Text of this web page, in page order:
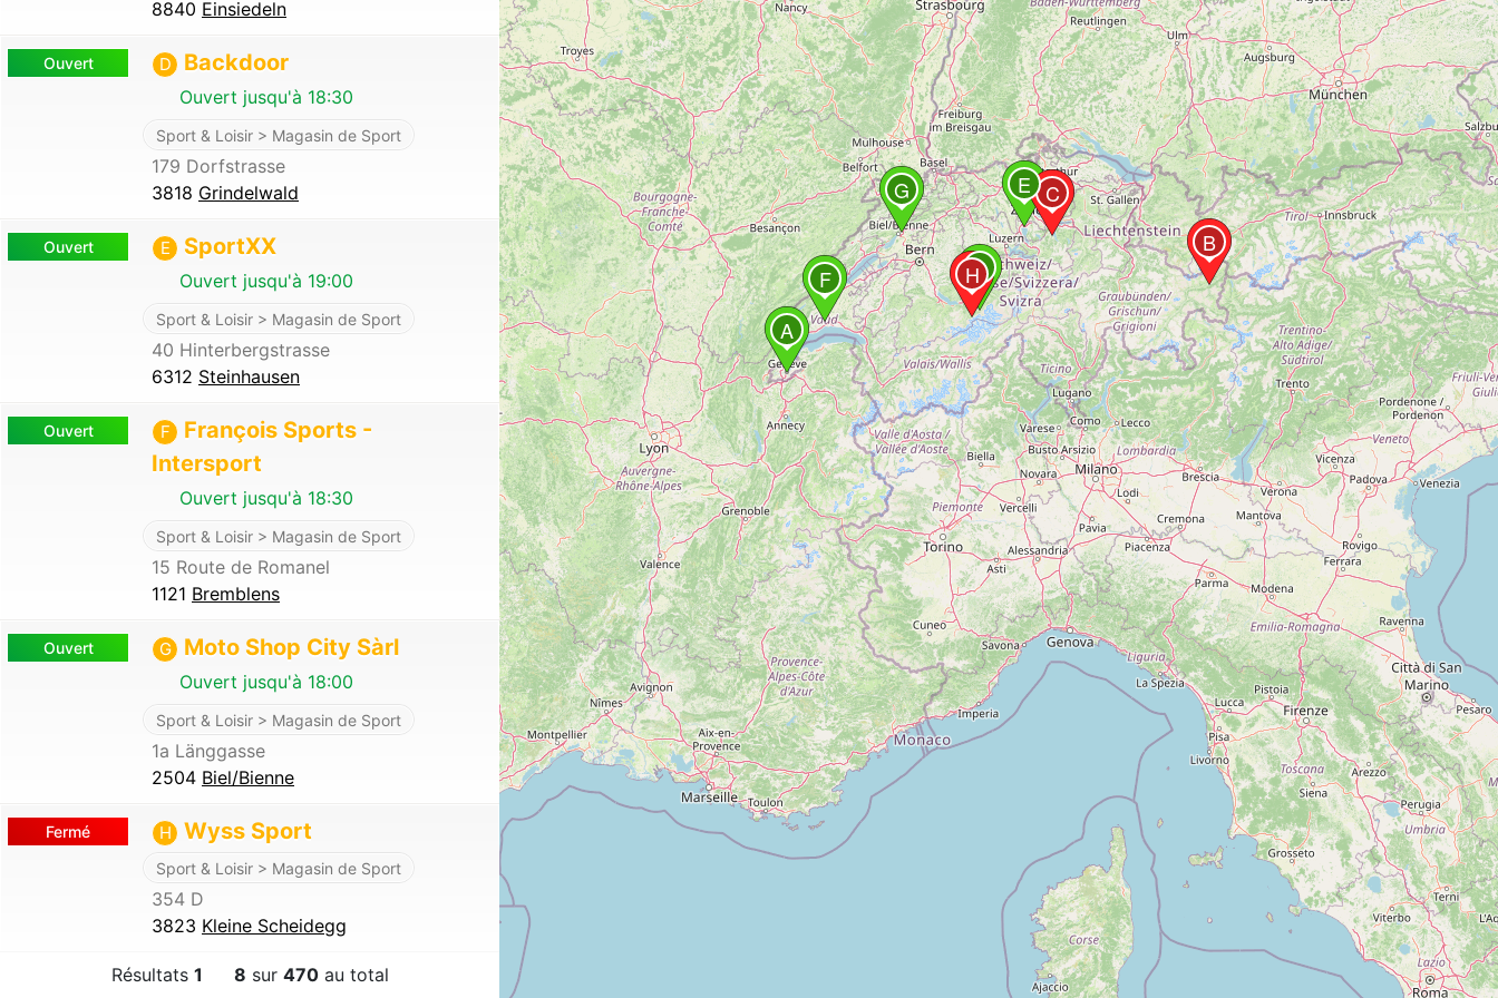
8840 Einsiedeln
Ouvert D Backdoor
Ouvert jusqu'à 18:30
Sport & Loisir > Magasin de Sport
179 Dorfstrasse
3818 Grindelwald
Ouvert E SportXX
Ouvert jusqu'à 19:00
Sport & Loisir > Magasin de Sport
40 Hinterbergstrasse
6312 Steinhausen
Ouvert F
François Sports -
Intersport
Ouvert jusqu'à 18:30
Sport & Loisir > Magasin de Sport
15 Route de Romanel
1121 Bremblens
Ouvert G Moto Shop City Sàrl
Ouvert jusqu'à 18:00
Sport & Loisir > Magasin de Sport
1a Länggasse
2504 Biel/Bienne
Fermé H Wyss Sport
Sport & Loisir > Magasin de Sport
354 D
3823 Kleine Scheidegg
Résultats 1 8 sur 470au total
A
B
C
D
E
F
G
H